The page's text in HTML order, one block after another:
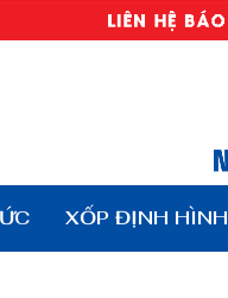
XỐP ĐỊNH HÌNH